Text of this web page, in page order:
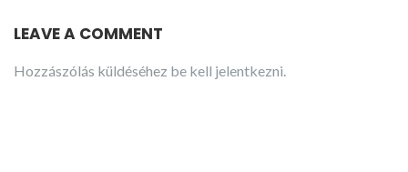
LEAVE A COMMENT
Hozzászólás küldéséhez be kell jelentkezni.